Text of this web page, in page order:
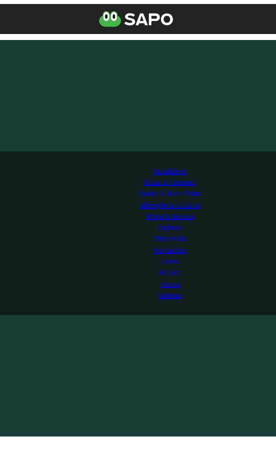
Atualidade
Dicas & Truques
Saúde & Bem-Estar
Lifestyle & Cultura
Moda & Beleza
Opinião
Entrevista
Obituários
Livros
Música
Teatro
Cinema